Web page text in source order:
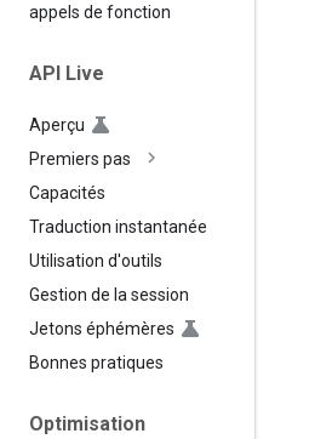
appels de fonction
API Live
Aperçu
Premiers pas
Capacités
Traduction instantanée
Utilisation d'outils
Gestion de la session
Jetons éphémères
Bonnes pratiques
Optimisation